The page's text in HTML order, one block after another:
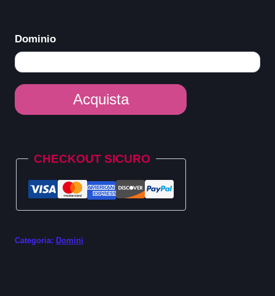
Dominio
Dominio
.tours
Acquista
CHECKOUT SICURO
Categoria: Domini